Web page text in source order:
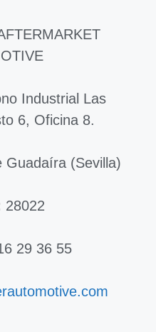
Industrial Las
6, Oficina 8.
Guadaíra (Sevilla)
28022
29 36 55